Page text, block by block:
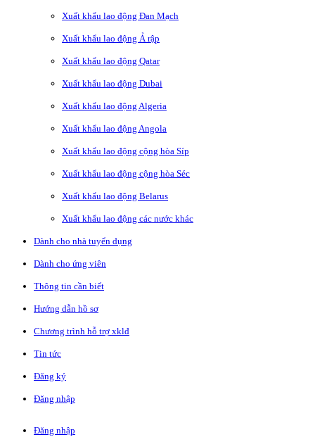
Xuất khẩu lao động Đan Mạch
Xuất khẩu lao động Ả rập
Xuất khẩu lao động Qatar
Xuất khẩu lao động Dubai
Xuất khẩu lao động Algeria
Xuất khẩu lao động Angola
Xuất khẩu lao động cộng hòa Síp
Xuất khẩu lao động cộng hòa Séc
Xuất khẩu lao động Belarus
Xuất khẩu lao động các nước khác
Dành cho nhà tuyển dụng
Dành cho ứng viên
Thông tin cần biết
Hướng dẫn hồ sơ
Chương trình hỗ trợ xklđ
Tin tức
Đăng ký
Đăng nhập
Đăng nhập